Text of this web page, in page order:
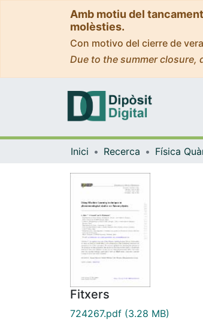
Amb motiu del
molèsties.
Con motivo del cierre de
Due to the summer closure,
Inici Recerca
Fitxers
724267.pdf (3.28 MB)